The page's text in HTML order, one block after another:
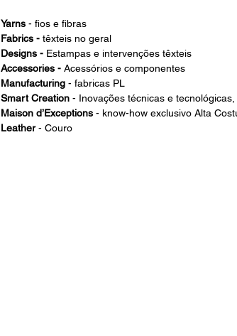
Yarns - fios e fibras
Fabrics - têxteis no geral
Designs - Estampas e intervenções têxteis
Accessories - Acessórios e componentes
Manufacturing - fabricas PL
Smart Creation - Inovações técnicas e
Maison d’Exceptions - know-how exclusivo Alta
Leather - Couro